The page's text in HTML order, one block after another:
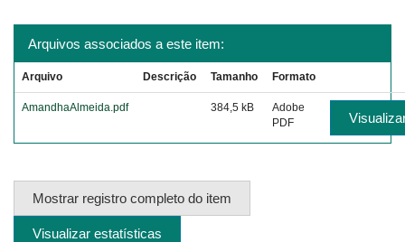
Arquivos associados a este item:
Arquivo Descrição Tamanho Formato
AmandhaAlmeida.pdf 384,5 kB
Adobe
PDF
Mostrar registro completo do item
Visualizar estatísticas